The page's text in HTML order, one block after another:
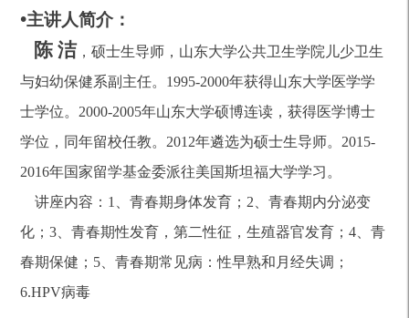
•主讲人简介：
陈 洁 ，硕士生导师，山东大学公共卫生学院儿少卫生
与妇幼保健系副主任。1995-2000年获得山东大学医学学
士学位。2000-2005年山东大学硕博连读，获得医学博士
学位，同年留校任教。2012年遴选为硕士生导师。2015-
2016年国家留学基金委派往美国斯坦福大学学习。
讲座内容：1、青春期身体发育；2、青春期内分泌变
化；3、青春期性发育，第二性征，生殖器官发育；4、青
春期保健；5、青春期常见病：性早熟和月经失调；
6.HPV病毒